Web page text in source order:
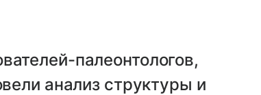
палеонтологов,
анализ структуры и